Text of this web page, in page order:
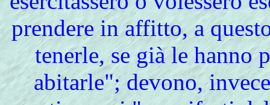
prendere in affitto, a
tenerle, se già le hanno
abitarle"; devono,